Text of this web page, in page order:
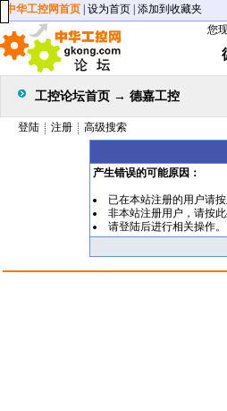
中华工控网首页 设为首页 添加到收藏夹
您
工控论坛首页 → 德嘉工控
登陆 注册 高级搜索
产生错误的可能原因：
已在本站注册的用户请
非本站注册用户，请按
请登陆后进行相关操作。